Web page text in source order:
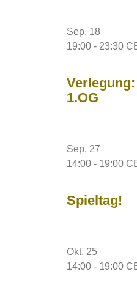
Sep. 18
19:00 - 23:30
1.OG
Sep. 27
14:00 - 19:00
Spieltag!
Okt. 25
14:00 - 19:00